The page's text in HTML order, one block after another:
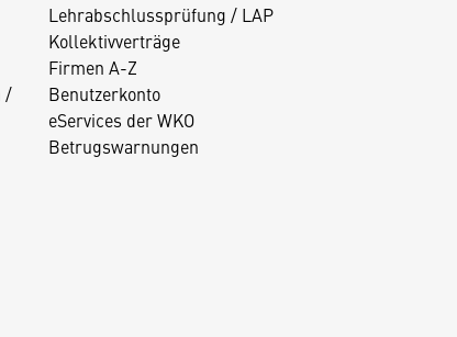
/
Lehrabschlussprüfung / LAP
Kollektivverträge
Firmen A-Z
Benutzerkonto
eServices der WKO
Betrugswarnungen